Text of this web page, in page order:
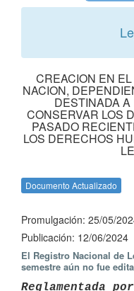
CREACION EN
NACION,
DESTINADA
CONSERVAR LOS
PASADO
LOS DERECHOS
Documento Actualizado
Promulgación: 25/05/
Publicación: 12/06/2024
El Registro Nacional de
semestre aún no fue
Reglamentada